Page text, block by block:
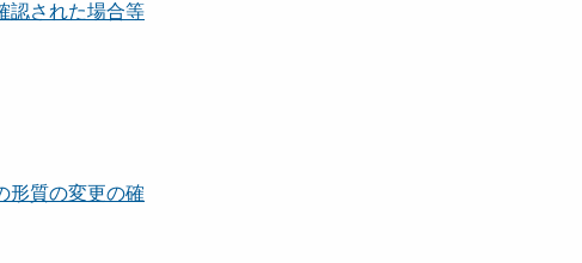
認された場合等
形質の変更の確